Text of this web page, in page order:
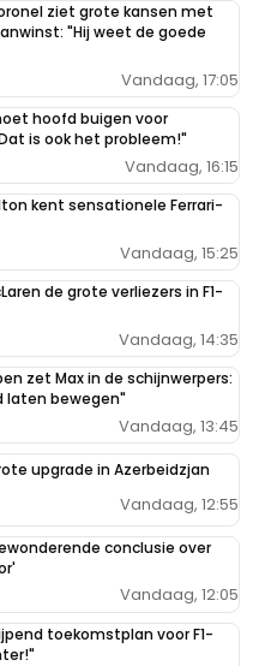
ziet grote kansen met
"Hij weet de goede
Vandaag, 17:05
hoofd buigen voor
is ook het probleem!"
Vandaag, 16:15
kent sensationele Ferrari-
Vandaag, 15:25
de grote verliezers in F1-
Vandaag, 14:35
zet Max in de schijnwerpers:
laten bewegen"
Vandaag, 13:45
upgrade in Azerbeidzjan
Vandaag, 12:55
conclusie over
Vandaag, 12:05
toekomstplan voor F1-